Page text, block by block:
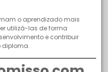
o aprendizado mais
utilizá-las de forma
e contribuir
diploma.